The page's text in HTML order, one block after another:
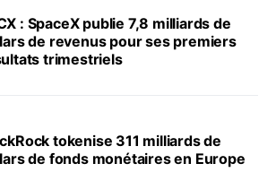
: SpaceX publie 7,8 milliards de
de revenus pour ses premiers
trimestriels
tokenise 311 milliards de
de fonds monétaires en Europe